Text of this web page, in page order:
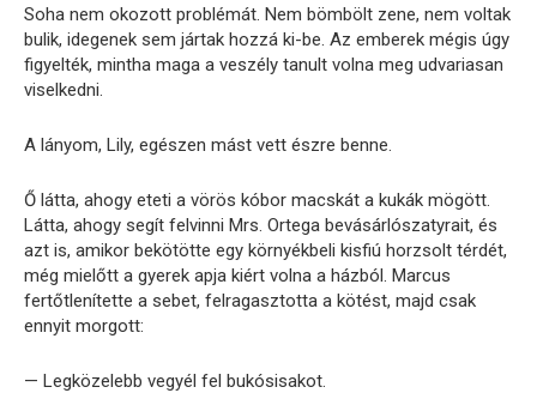
Soha nem okozott problémát. Nem bömbölt zene, nem voltak
bulik, idegenek sem jártak hozzá ki-be. Az emberek mégis úgy
figyelték, mintha maga a veszély tanult volna meg udvariasan
viselkedni.
A lányom, Lily, egészen mást vett észre benne.
Ő látta, ahogy eteti a vörös kóbor macskát a kukák mögött.
Látta, ahogy segít felvinni Mrs. Ortega bevásárlószatyrait, és
azt is, amikor bekötötte egy környékbeli kisfiú horzsolt térdét,
még mielőtt a gyerek apja kiért volna a házból. Marcus
fertőtlenítette a sebet, felragasztotta a kötést, majd csak
ennyit morgott:
— Legközelebb vegyél fel bukósisakot.